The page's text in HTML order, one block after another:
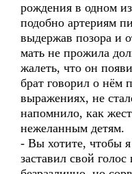
рождения в одном
подобно артериям
выдержав позора и
мать не прожила
жалеть, что он
брат говорил о нём
выражениях, не
напомнило, как
нежеланным детям.
- Вы хотите, чтобы
заставил свой голос